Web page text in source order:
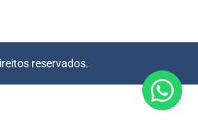
reservados.